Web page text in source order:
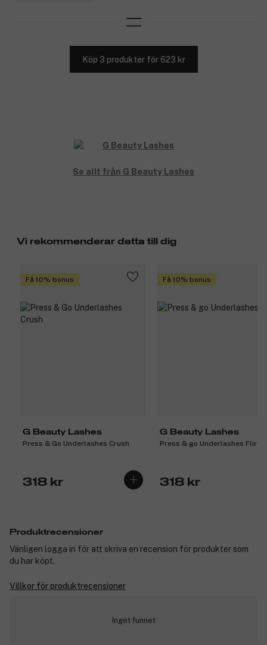
Köp 3 produkter för 623 kr
Se allt från G Beauty Lashes
Vi rekommenderar detta till dig
Få 10% bonus
G Beauty Lashes
Press & Go Underlashes Crush
318 kr
Få 10% bonus
G Beauty Lashes
Press & go Underlashes Flirty
318 kr
Produktrecensioner
Vänligen logga in för att skriva en recension för produkter som
du har köpt.
Villkor för produktrecensioner
Inget funnet